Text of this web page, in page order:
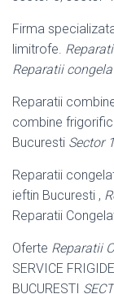
Firma
limitrofe.
Reparatii
Reparatii
combine
Bucuresti Sector 1
Reparatii
ieftin Bucuresti ,
Reparatii
Oferte Reparatii
SERVICE
BUCURESTI